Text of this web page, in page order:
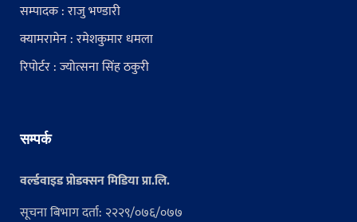
सम्पादक : राजु भण्डारी
क्यामरामेन : रमेशकुमार धमला
रिपोर्टर : ज्योत्सना सिंह ठकुरी
सम्पर्क
वर्ल्डवाइड प्रोडक्सन मिडिया प्रा.लि.
सूचना बिभाग दर्ता: २२२९/०७६/०७७